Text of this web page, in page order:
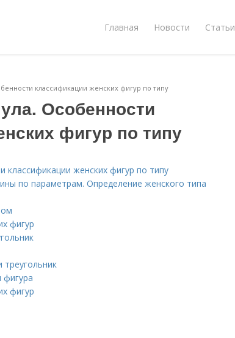
Главная Новости Статьи
классификации женских фигур по типу
Особенности
фигур по типу
женских фигур по типу
по параметрам. Определение женского типа
фигур
фигура
фигур